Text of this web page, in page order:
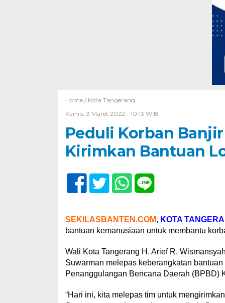
Home / Kota Tangerang
Kamis, 3 Maret 2022 - 10:13 WIB
Peduli Korban
Kirimkan Bantuan
SEKILASBANTEN.COM, KOTA
bantuan kemanusiaan untuk membantu
Wali Kota Tangerang H. Arief R.
Suwarman melepas keberangkatan
Penanggulangan Bencana Daerah (BPBD)
“Hari ini, kita melepas tim untuk